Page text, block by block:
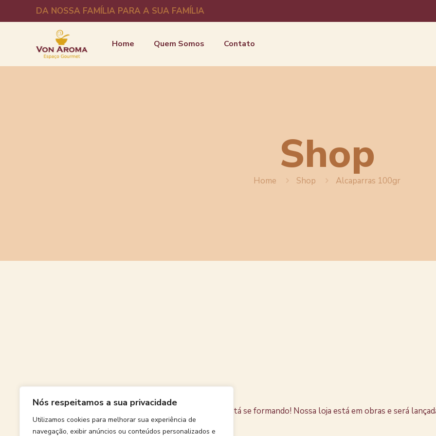
Nós respeitamos a sua privacidade
Utilizamos cookies para melhorar sua experiência de
navegação, exibir anúncios ou conteúdos personalizados e
DA NOSSA FAMÍLIA PARA A SUA FAMÍLIA
Home Quem Somos Contato
Shop
Home Shop Alcaparras 100gr
Algo grande está se formando! Nossa loja está em obras e será